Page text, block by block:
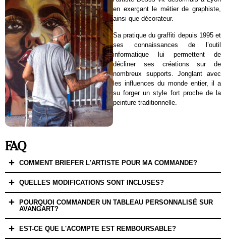
en exerçant le métier de graphiste,
ainsi que décorateur.
Sa pratique du graffiti depuis 1995 et
ses connaissances de l’outil
informatique lui permettent de
décliner ses créations sur de
nombreux supports. Jonglant avec
les influences du monde entier, il a
su forger un style fort proche de la
peinture traditionnelle.
FAQ
COMMENT BRIEFER L'ARTISTE POUR MA COMMANDE?
QUELLES MODIFICATIONS SONT INCLUSES?
POURQUOI COMMANDER UN TABLEAU PERSONNALISÉ SUR
AVANGART?
EST-CE QUE L'ACOMPTE EST REMBOURSABLE?